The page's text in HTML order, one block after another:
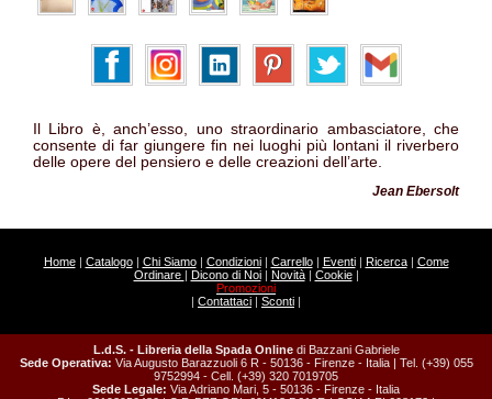
Il Libro è, anch’esso, uno straordinario ambasciatore, che
consente di far giungere fin nei luoghi più lontani il riverbero
delle opere del pensiero e delle creazioni dell’arte.
Jean Ebersolt
Home| Catalogo| Chi Siamo| Condizioni| Carrello| Eventi| Ricerca| Come
Ordinare | Dicono di Noi| Novità| Cookie|
Promozioni
| Contattaci | Sconti |
L.d.S. - Libreria della Spada Online di Bazzani Gabriele
Sede Operativa: Via Augusto Barazzuoli 6 R - 50136 - Firenze - Italia | Tel. (+39) 055
9752994 - Cell. (+39) 320 7019705
Sede Legale: Via Adriano Mari, 5 - 50136 - Firenze - Italia